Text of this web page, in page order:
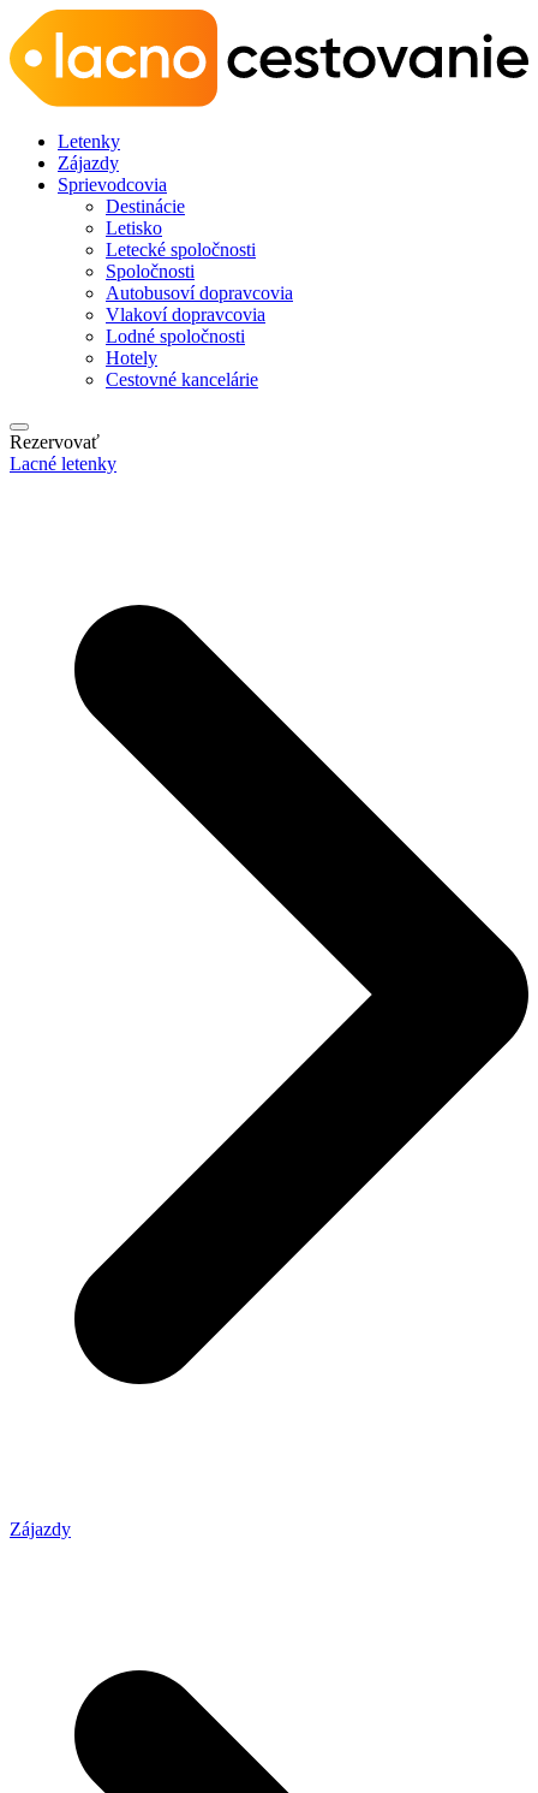
Letenky
Zájazdy
Sprievodcovia
Destinácie
Letisko
Letecké spoločnosti
Spoločnosti
Autobusoví dopravcovia
Vlakoví dopravcovia
Lodné spoločnosti
Hotely
Cestovné kancelárie
Rezervovať
Lacné letenky
Zájazdy